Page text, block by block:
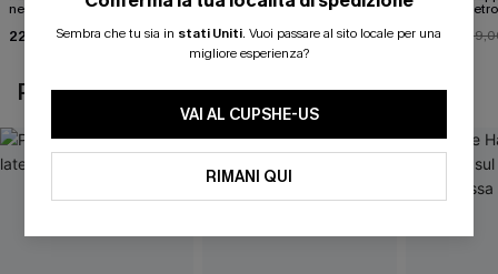
neri
22,00 €24,00 €
hipster Hazy Tenderness
35,00 €
lacci sul
31,00 €
POTREBBE INTERESSARTI ANCHE
Sembra che tu sia in stati Uniti. Vuoi passare al sito locale per una
migliore esperienza?
VAI AL CUPSHE-US
RIMANI QUI